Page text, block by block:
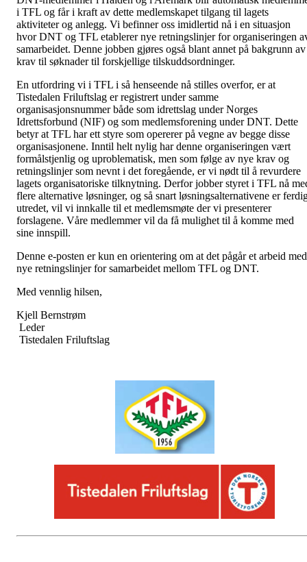
i TFL og får i kraft av dette medlemskapet tilgang til lagets
aktiviteter og anlegg. Vi befinner oss imidlertid nå i en situasjon
hvor DNT og TFL etablerer nye retningslinjer for organiseringen
samarbeidet. Denne jobben gjøres også blant annet på bakgrunn av
krav til søknader til forskjellige tilskuddsordninger.
En utfordring vi i TFL i så henseende nå stilles overfor, er at
Tistedalen Friluftslag er registrert under samme
organisasjonsnummer både som idrettslag under Norges
Idrettsforbund (NIF) og som medlemsforening under DNT. Dette
betyr at TFL har ett styre som opererer på vegne av begge disse
organisasjonene. Inntil helt nylig har denne organiseringen vært
formålstjenlig og uproblematisk, men som følge av nye krav og
retningslinjer som nevnt i det foregående, er vi nødt til å revurdere
lagets organisatoriske tilknytning. Derfor jobber styret i TFL nå
flere alternative løsninger, og så snart løsningsalternativene er
utredet, vil vi innkalle til et medlemsmøte der vi presenterer
forslagene. Våre medlemmer vil da få mulighet til å komme med
sine innspill.
Denne e-posten er kun en orientering om at det pågår et arbeid med
nye retningslinjer for samarbeidet mellom TFL og DNT.
Med vennlig hilsen,
Kjell Bernstrøm
Leder
Tistedalen Friluftslag